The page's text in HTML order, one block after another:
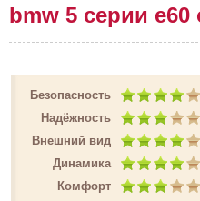
bmw 5 серии
Безопасность
Надёжность
Внешний вид
Динамика
Комфорт